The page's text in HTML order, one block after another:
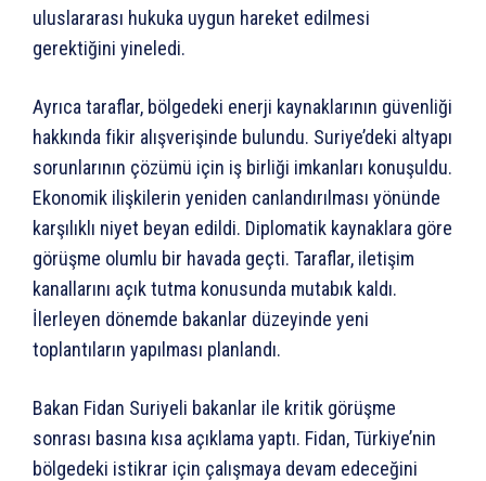
uluslararası hukuka uygun hareket edilmesi
gerektiğini yineledi.
Ayrıca taraflar, bölgedeki enerji kaynaklarının güvenliği
hakkında fikir alışverişinde bulundu. Suriye’deki altyapı
sorunlarının çözümü için iş birliği imkanları konuşuldu.
Ekonomik ilişkilerin yeniden canlandırılması yönünde
karşılıklı niyet beyan edildi. Diplomatik kaynaklara göre
görüşme olumlu bir havada geçti. Taraflar, iletişim
kanallarını açık tutma konusunda mutabık kaldı.
İlerleyen dönemde bakanlar düzeyinde yeni
toplantıların yapılması planlandı.
Bakan Fidan Suriyeli bakanlar ile kritik görüşme
sonrası basına kısa açıklama yaptı. Fidan, Türkiye’nin
bölgedeki istikrar için çalışmaya devam edeceğini